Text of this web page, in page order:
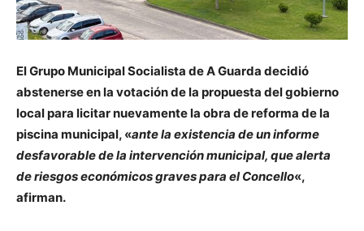
El Grupo Municipal Socialista de A Guarda decidió
abstenerse en la votación de la propuesta del gobierno
local para licitar nuevamente la obra de reforma de la
piscina municipal, «ante la existencia de un informe
desfavorable de la intervención municipal, que alerta
de riesgos económicos graves para el Concello«,
afirman.